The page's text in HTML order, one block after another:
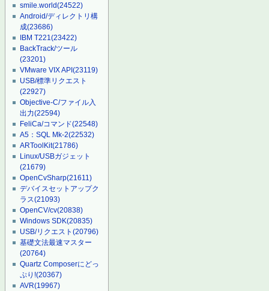
smile.world(24522)
Android/ディレクトリ構
成(23686)
IBM T221(23422)
BackTrack/ツール
(23201)
VMware VIX API(23119)
USB/標準リクエスト
(22927)
Objective-C/ファイル入
出力(22594)
FeliCa/コマンド(22548)
A5：SQL Mk-2(22532)
ARToolKit(21786)
Linux/USBガジェット
(21679)
OpenCvSharp(21611)
デバイスセットアップク
ラス(21093)
OpenCV/cv(20838)
Windows SDK(20835)
USB/リクエスト(20796)
基礎文法最速マスター
(20764)
Quartz Composerにどっ
ぷり!(20367)
AVR(19967)